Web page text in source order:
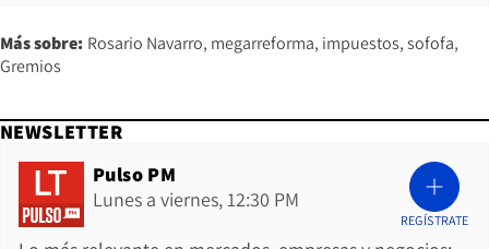
Más sobre: Rosario Navarro megarreforma impuestos sofofa
Gremios
NEWSLETTER
Pulso PM
Lunes a viernes, 12:30 PM
REGÍSTRATE